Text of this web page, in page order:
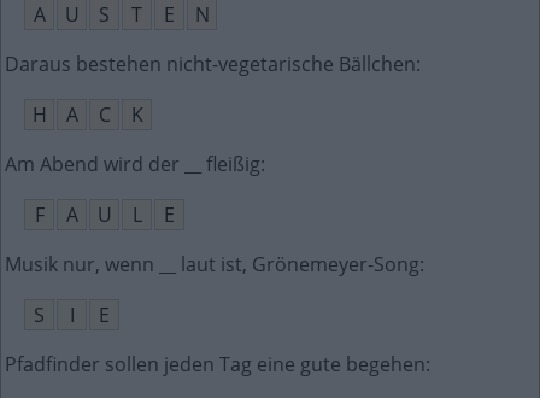
A
U S T E
N
Daraus bestehen nicht-vegetarische Bällchen:
H
A C
K
Am Abend wird der __ fleißig:
F
A U L
E
Musik nur, wenn __ laut ist, Grönemeyer-Song:
S
I
E
Pfadfinder sollen jeden Tag eine gute begehen: